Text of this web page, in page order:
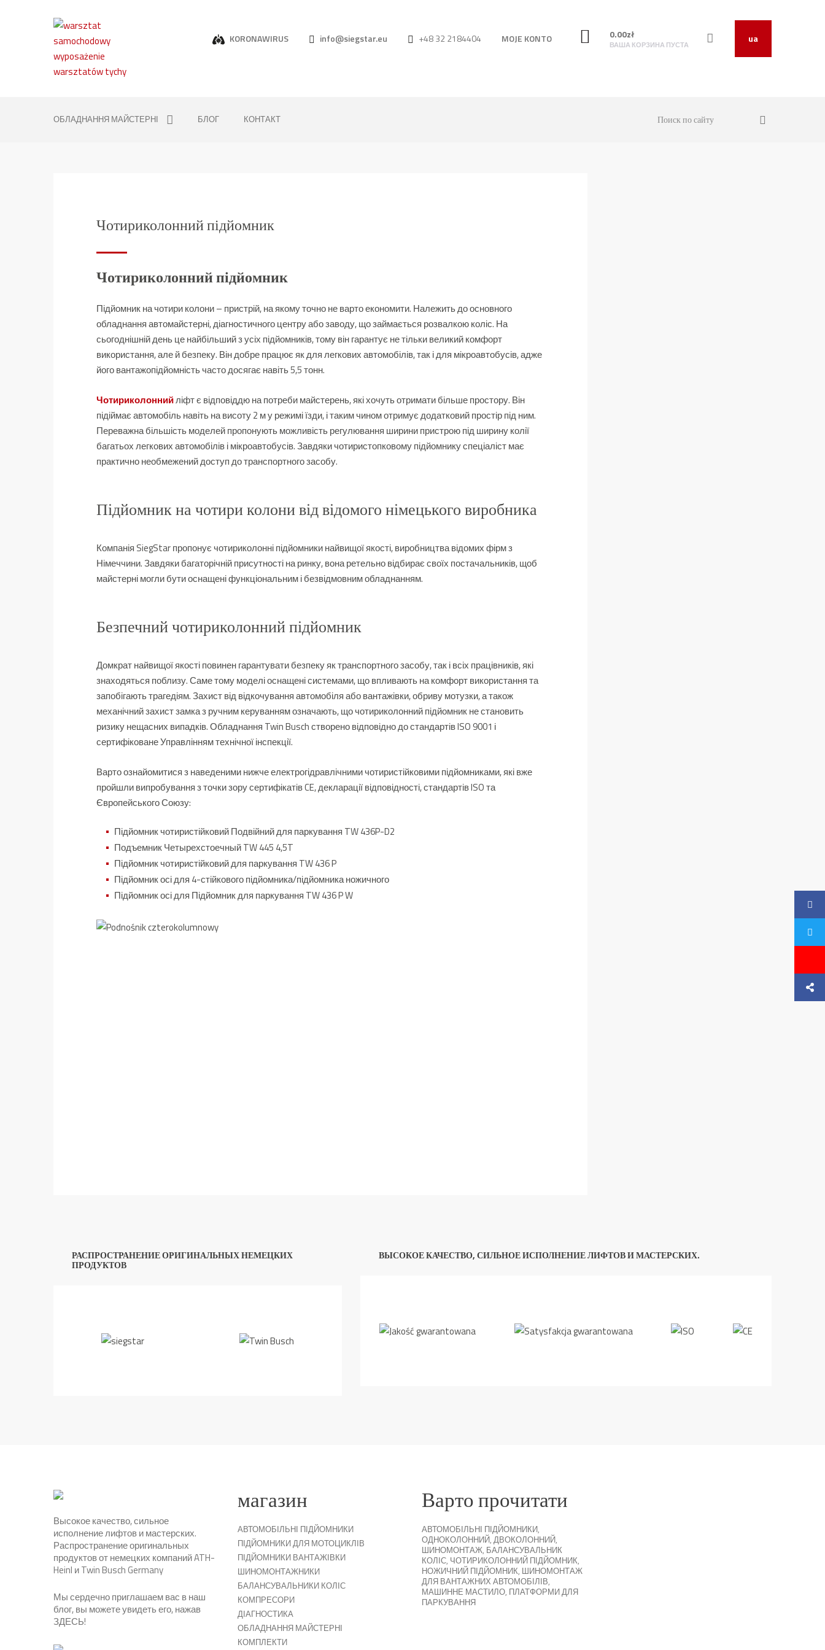
KORONAWIRUS info@siegstar.eu +48 32 2184404 MOJE KONTO ua
0.00zł
ВАША КОРЗИНА ПУСТА
ОБЛАДНАННЯ МАЙСТЕРНІ БЛОГ КОНТАКТ
Чотириколонний підйомник
Чотириколонний підйомник
Підйомник на чотири колони – пристрій, на якому точно не варто економити. Належить до основного
обладнання автомайстерні, діагностичного центру або заводу, що займається розвалкою коліс. На
сьогоднішній день це найбільший з усіх підйомників, тому він гарантує не тільки великий комфорт
використання, але й безпеку. Він добре працює як для легкових автомобілів, так і для мікроавтобусів, адже
його вантажопідйомність часто досягає навіть 5,5 тонн.
Чотириколоннийліфт є відповіддю на потреби майстерень, які хочуть отримати більше простору. Він
підіймає автомобіль навіть на висоту 2 м у режимі їзди, і таким чином отримує додатковий простір під ним.
Переважна більшість моделей пропонують можливість регулювання ширини пристрою під ширину колії
багатьох легкових автомобілів і мікроавтобусів. Завдяки чотиристопковому підйомнику спеціаліст має
практично необмежений доступ до транспортного засобу.
Підйомник на чотири колони від відомого німецького виробника
Компанія SiegStar пропонує чотириколонні підйомники найвищої якості, виробництва відомих фірм з
Німеччини. Завдяки багаторічній присутності на ринку, вона ретельно відбирає своїх постачальників, щоб
майстерні могли бути оснащені функціональним і безвідмовним обладнанням.
Безпечний чотириколонний підйомник
Домкрат найвищої якості повинен гарантувати безпеку як транспортного засобу, так і всіх працівників, які
знаходяться поблизу. Саме тому моделі оснащені системами, що впливають на комфорт використання та
запобігають трагедіям. Захист від відкочування автомобіля або вантажівки, обриву мотузки, а також
механічний захист замка з ручним керуванням означають, що чотириколонний підйомник не становить
ризику нещасних випадків. Обладнання Twin Busch створено відповідно до стандартів ISO 9001 і
сертифіковане Управлінням технічної інспекції.
Варто ознайомитися з наведеними нижче електрогідравлічними чотиристійковими підйомниками, які вже
пройшли випробування з точки зору сертифікатів CE, декларації відповідності, стандартів ISO та
Європейського Союзу:
Підйомник чотиристійковий Подвійний для паркування TW 436P-D2
Подъемник Четырехстоечный TW 445 4,5T
Підйомник чотиристійковий для паркування TW 436 P
Підйомник осі для 4-стійкового підйомника/підйомника ножичного
Підйомник осі для Підйомник для паркування TW 436 P W
РАСПРОСТРАНЕНИЕ ОРИГИНАЛЬНЫХ НЕМЕЦКИХ
ПРОДУКТОВ
ВЫСОКОЕ КАЧЕСТВО, СИЛЬНОЕ ИСПОЛНЕНИЕ ЛИФТОВ И МАСТЕРСКИХ.
Высокое качество, сильное
исполнение лифтов и мастерских.
Распространение оригинальных
продуктов от немецких компаний ATH-
Heinl и Twin Busch Germany
Мы сердечно приглашаем вас в наш
блог, вы можете увидеть его, нажав
ЗДЕСЬ!
магазин
АВТОМОБІЛЬНІ ПІДЙОМНИКИ
ПІДЙОМНИКИ ДЛЯ МОТОЦИКЛІВ
ПІДЙОМНИКИ ВАНТАЖІВКИ
ШИНОМОНТАЖНИКИ
БАЛАНСУВАЛЬНИКИ КОЛІС
КОМПРЕСОРИ
ДІАГНОСТИКА
ОБЛАДНАННЯ МАЙСТЕРНІ
КОМПЛЕКТИ
Варто прочитати
АВТОМОБІЛЬНІ ПІДЙОМНИКИ,
ОДНОКОЛОННИЙ, ДВОКОЛОННИЙ,
ШИНОМОНТАЖ, БАЛАНСУВАЛЬНИК
КОЛІС, ЧОТИРИКОЛОННИЙ ПІДЙОМНИК,
НОЖИЧНИЙ ПІДЙОМНИК, ШИНОМОНТАЖ
ДЛЯ ВАНТАЖНИХ АВТОМОБІЛІВ,
МАШИННЕ МАСТИЛО, ПЛАТФОРМИ ДЛЯ
ПАРКУВАННЯ